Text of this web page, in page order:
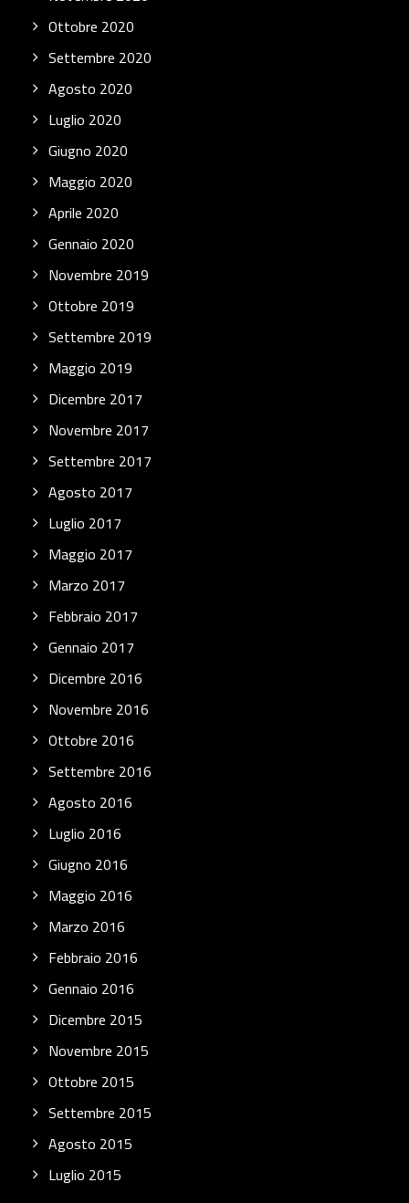
Ottobre 2020
Settembre 2020
Agosto 2020
Luglio 2020
Giugno 2020
Maggio 2020
Aprile 2020
Gennaio 2020
Novembre 2019
Ottobre 2019
Settembre 2019
Maggio 2019
Dicembre 2017
Novembre 2017
Settembre 2017
Agosto 2017
Luglio 2017
Maggio 2017
Marzo 2017
Febbraio 2017
Gennaio 2017
Dicembre 2016
Novembre 2016
Ottobre 2016
Settembre 2016
Agosto 2016
Luglio 2016
Giugno 2016
Maggio 2016
Marzo 2016
Febbraio 2016
Gennaio 2016
Dicembre 2015
Novembre 2015
Ottobre 2015
Settembre 2015
Agosto 2015
Luglio 2015